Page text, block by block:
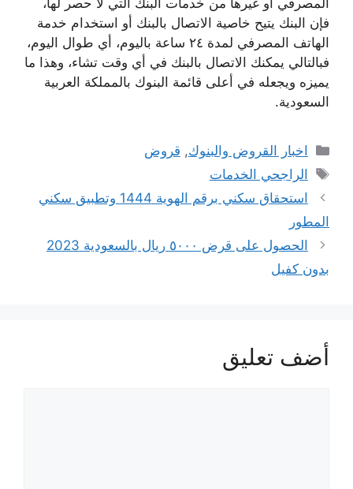
المصرفي أو غيرها من خدمات البنك التي لا حصر لها،
فإن البنك يتيح خاصية الاتصال بالبنك أو استخدام خدمة
الهاتف المصرفي لمدة ٢٤ ساعة باليوم، أي طوال اليوم،
فبالتالي يمكنك الاتصال بالبنك في أي وقت تشاء، وهذا ما
يميزه ويجعله في أعلى قائمة البنوك بالمملكة العربية
السعودية.
التصنيفات
اخبار القروض والبنوك, قروض
الوسوم
الراجحي الخدمات
استحقاق سكني برقم الهوية 1444 وتطبيق سكني
المطور
الحصول على قرض ٥٠٠٠ ريال بالسعودية 2023
بدون كفيل
أضف تعليق